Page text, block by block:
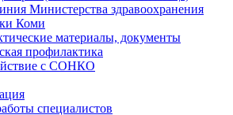
Министерства здравоохранения
Коми
материалы, документы
профилактика
с СОНКО